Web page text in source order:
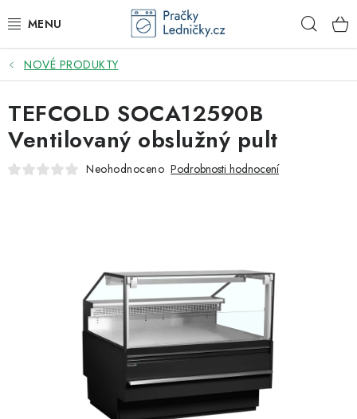
na
DODAVATEL
VESTAVNÉ SPOTŘEBIČE
VOLNĚ STOJÍCÍ SPOTŘEBIČE
DRTIČE ODPADU
Akce Doprava a platba
Garance nejnižší ceny
NOVÉ PRODUKTY
TEFCOLD SOCA12590B
Ventilovaný obslužný pult
Neohodnoceno Podrobnosti hodnocení